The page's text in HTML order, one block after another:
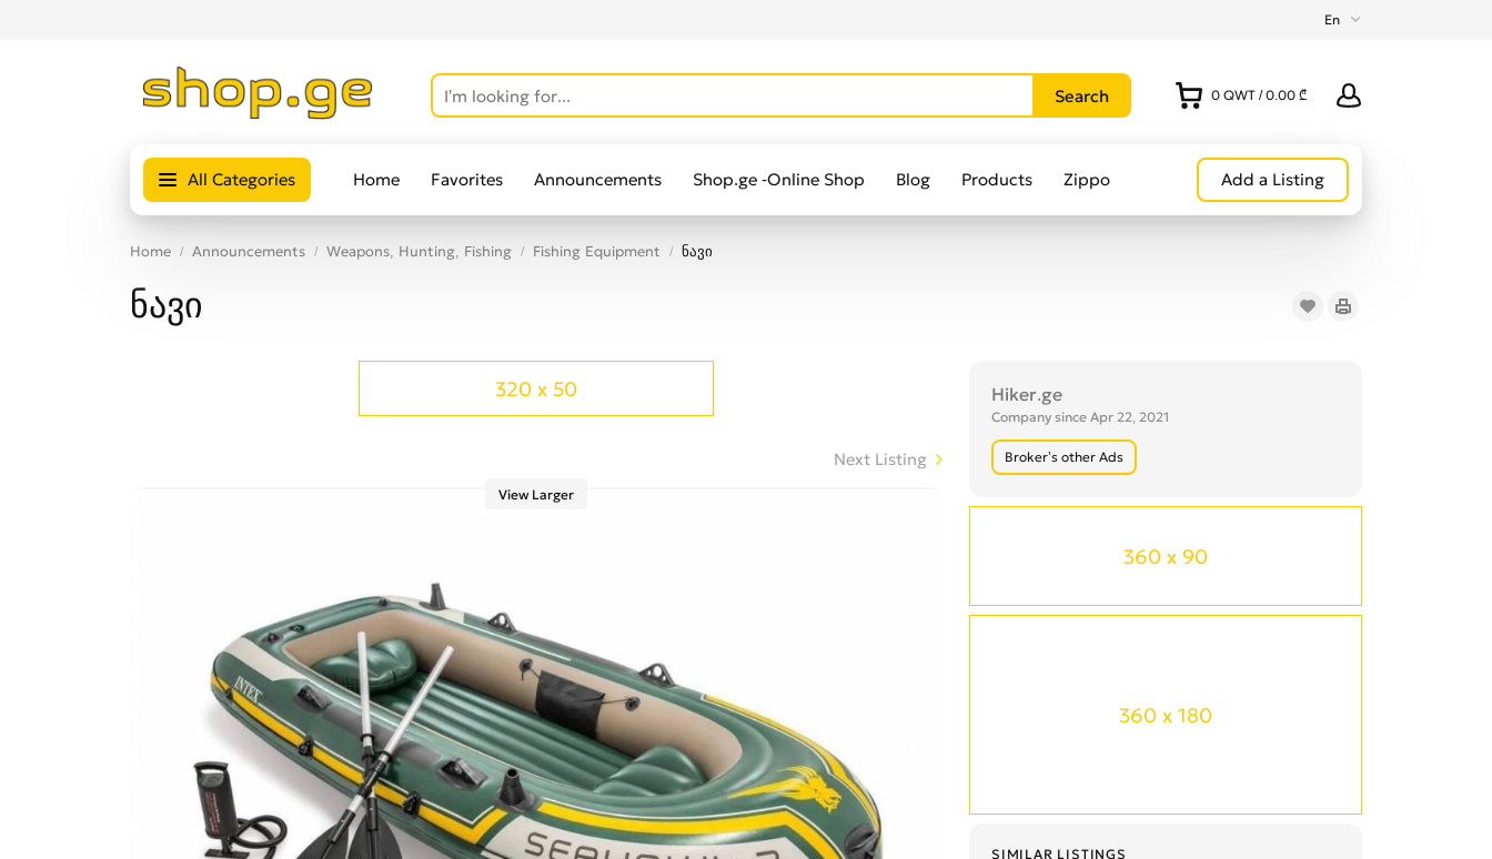
En
0 QWT / 0.00 ₾
All Categories Home Favorites Announcements Shop.ge -Online Shop Blog Products Zippo Add a Listing
Home Announcements Weapons, Hunting, Fishing Fishing Equipment ნავი
ნავი
Hiker.ge
Company since Apr 22, 2021
Broker’s other Ads
360 x 90
360 x 180
SIMILAR LISTINGS
320 x 50
Next Listing
View Larger